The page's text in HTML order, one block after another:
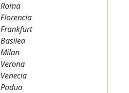
Roma
Florencia
Frankfurt
Basilea
Milan
Verona
Venecia
Padua